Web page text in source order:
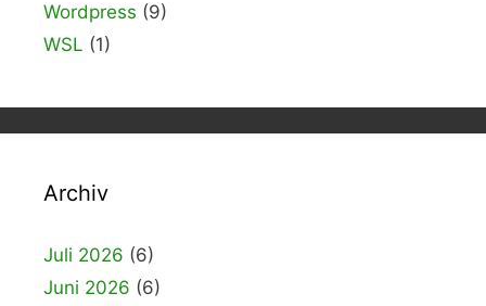
Wordpress (9)
WSL (1)
Archiv
Juli 2026 (6)
Juni 2026 (6)